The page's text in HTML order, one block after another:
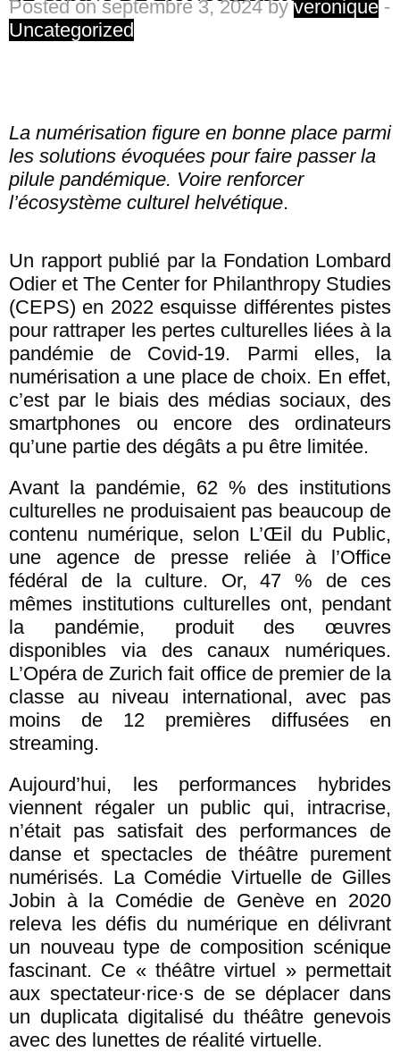
Posted on septembre 3, 2024 byveronique -
Uncategorized
La numérisation figure en bonne place parmi
les solutions évoquées pour faire passer la
pilule pandémique. Voire renforcer
l’écosystème culturel helvétique.
Un rapport publié par la Fondation Lombard
Odier et The Center for Philanthropy Studies
(CEPS) en 2022 esquisse différentes pistes
pour rattraper les pertes culturelles liées à la
pandémie de Covid-19. Parmi elles, la
numérisation a une place de choix. En effet,
c’est par le biais des médias sociaux, des
smartphones ou encore des ordinateurs
qu’une partie des dégâts a pu être limitée.
Avant la pandémie, 62 % des institutions
culturelles ne produisaient pas beaucoup de
contenu numérique, selon L’Œil du Public,
une agence de presse reliée à l’Office
fédéral de la culture. Or, 47 % de ces
mêmes institutions culturelles ont, pendant
la pandémie, produit des œuvres
disponibles via des canaux numériques.
L’Opéra de Zurich fait office de premier de la
classe au niveau international, avec pas
moins de 12 premières diffusées en
streaming.
Aujourd’hui, les performances hybrides
viennent régaler un public qui, intracrise,
n’était pas satisfait des performances de
danse et spectacles de théâtre purement
numérisés. La Comédie Virtuelle de Gilles
Jobin à la Comédie de Genève en 2020
releva les défis du numérique en délivrant
un nouveau type de composition scénique
fascinant. Ce « théâtre virtuel » permettait
aux spectateur·rice·s de se déplacer dans
un duplicata digitalisé du théâtre genevois
avec des lunettes de réalité virtuelle.